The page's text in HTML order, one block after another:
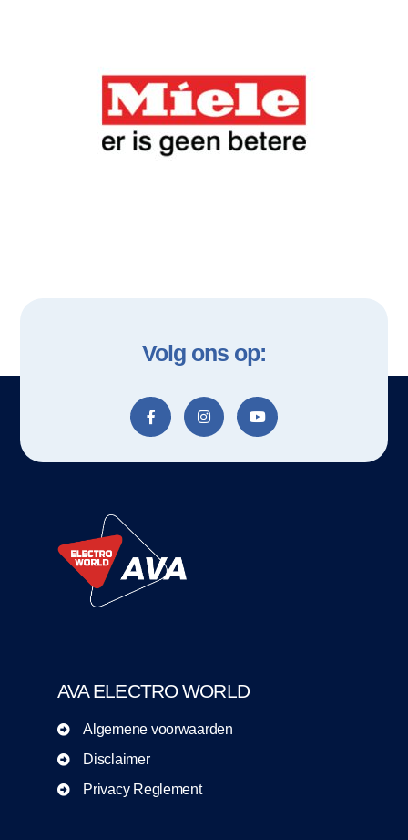
Volg ons op:
AVA ELECTRO WORLD
Algemene voorwaarden
Disclaimer
Privacy Reglement